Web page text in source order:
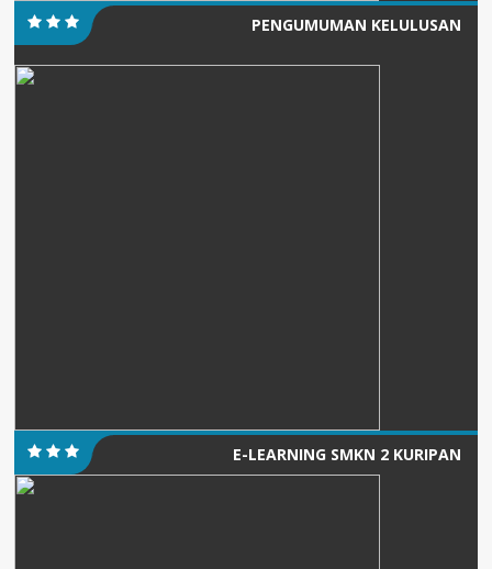
PENGUMUMAN KELULUSAN
E-LEARNING SMKN 2 KURIPAN